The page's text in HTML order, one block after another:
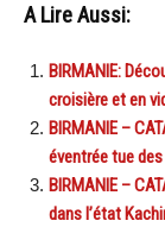
A Lire Aussi:
BIRMANIE:
croisière et en
BIRMANIE –
éventrée tue
BIRMANIE –
dans l’état